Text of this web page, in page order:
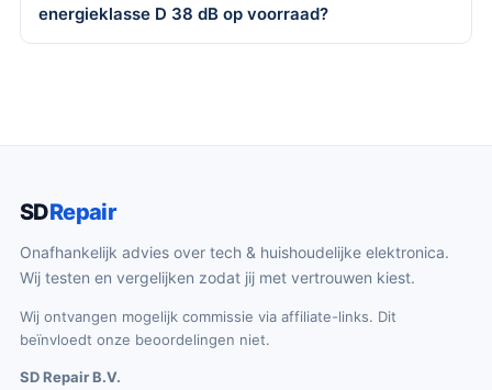
energieklasse D 38 dB op voorraad?
SDRepair
Onafhankelijk advies over tech & huishoudelijke elektronica.
Wij testen en vergelijken zodat jij met vertrouwen kiest.
Wij ontvangen mogelijk commissie via affiliate-links. Dit
beïnvloedt onze beoordelingen niet.
SD Repair B.V.